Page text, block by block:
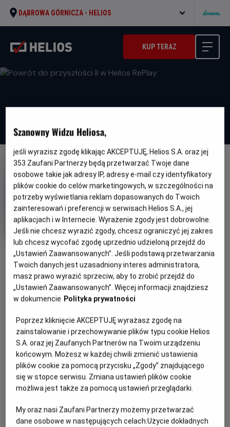
DĄBROWA GÓRNICZA - HELIOS
KUP TERAZ
OBSERWUJ
Powrót do przyszłości II w Helios
RePlay
Oryginalny
tytuł
Back to the Future Part II Gatunek
Przygodowy /
Akcja
Minimalny
wiek
Od 13 lat
Czas
trwania
118 min
REŻYSERIA
Robert Zemeckis
SCENARIUSZ
Robert Zemeckis, Bob Gale
OBSADA
Christopher Lloyd, Michael J. Fox, Lea Thompson
WIĘCEJ SZCZEGÓŁÓW
OPIS WYDARZENIA
Marty McFly i doktor Brown powracają! Tym razem muszą
udać się w przyszłość, by uchronić dzieci Marty'ego przed
niebezpieczeństwem. Od tego momentu podróże w
czasie stają się coraz bardziej szalone, a ekipa musi
wykonywać liczne skoki w czasie, ponieważ ich wyprawy
mają oszałamiający wpływ na bieg historii. To wymagająca
Szanowny Widzu Heliosa,
jeśli wyrazisz zgodę klikając AKCEPTUJĘ, Helios S.A. oraz jej
353 Zaufani Partnerzy będą przetwarzać Twoje dane
osobowe takie jak adresy IP, adresy e-mail czy identyfikatory
plików cookie do celów marketingowych, w szczególności na
potrzeby wyświetlania reklam dopasowanych do Twoich
zainteresowań i preferencji w serwisach Helios S.A., jej
aplikacjach i w Internecie. Wyrażenie zgody jest dobrowolne.
Jeśli nie chcesz wyrazić zgody, chcesz ograniczyć jej zakres
lub chcesz wycofać zgodę uprzednio udzieloną przejdź do
„Ustawień Zaawansowanych”. Jeśli podstawą przetwarzania
Twoich danych jest uzasadniony interes administratora,
masz prawo wyrazić sprzeciw, aby to zrobić przejdź do
„Ustawień Zaawansowanych”. Więcej informacji znajdziesz
w dokumencie Polityka prywatności
Poprzez kliknięcie AKCEPTUJĘ wyrażasz zgodę na
zainstalowanie i przechowywanie plików typu cookie Helios
S.A. oraz jej Zaufanych Partnerów na Twoim urządzeniu
końcowym. Możesz w każdej chwili zmienić ustawienia
plików cookie za pomocą przycisku „Zgody” znajdującego
się w stopce serwisu. Zmiana ustawień plików cookie
możliwa jest także za pomocą ustawień przeglądarki.
My oraz nasi Zaufani Partnerzy możemy przetwarzać
dane osobowe w następujących celach:Użycie dokładnych